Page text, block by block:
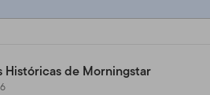
Históricas de Morningstar